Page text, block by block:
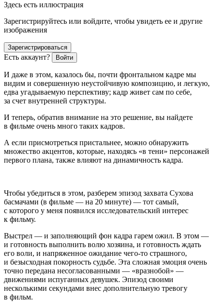
Здесь есть иллюстрация
Зарегистрируйтесь или войдите, чтобы увидеть ее и другие
изображения
Зарегистрироваться
Есть аккаунт? Войти
И даже в этом, казалось бы, почти фронтальном кадре мы
видим и совершенную неустойчивую композицию, и легкую,
едва угадываемую перспективу; кадр живет сам по себе,
за счет внутренней структуры.
И теперь, обратив внимание на это решение, вы найдете
в фильме очень много таких кадров.
А если присмотреться пристальнее, можно обнаружить
множество акцентов, которые, находясь «в тени» персонажей
первого плана, также влияют на динамичность кадра.
Чтобы убедиться в этом, разберем эпизод захвата Сухова
басмачами (в фильме — на 20 минуте) — тот самый,
с которого у меня появился исследовательский интерес
к фильму.
Выстрел — и заполняющий фон кадра гарем ожил. В этом —
и готовность выполнить волю хозяина, и готовность ждать
его воли, и напряженное ожидание чего-то страшного,
и безысходная покорность судьбе. Эта сложная эмоция очень
точно передана несогласованными — «вразнобой» —
движениями испуганных девушек. Эпизод своими
несколькими секундами внес дополнительную тревогу
в фильм.